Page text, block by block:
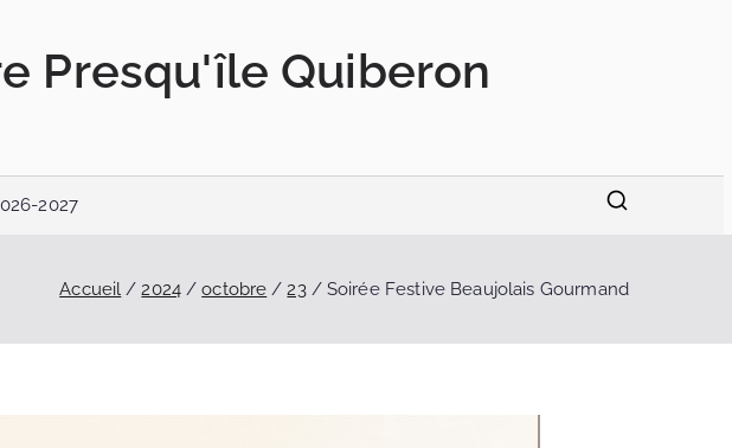
Presqu'île Quiberon
2027
Accueil 2024 octobre 23 Soirée Festive Beaujolais Gourmand